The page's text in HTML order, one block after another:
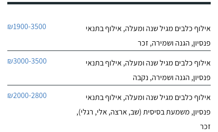
אילוף כלבים מגיל שנה ומעלה, אילוף בתנאי
פנסיון, הגנה ושמירה, זכר
₪1900-3500
אילוף כלבים מגיל שנה ומעלה, אילוף בתנאי
פנסיון, הגנה ושמירה, נקבה
₪3000-3500
אילוף כלבים מגיל שנה ומעלה, אילוף בתנאי
פנסיון, משמעת בסיסית (שב, ארצה, אלי, רגלי),
זכר
₪2000-2800